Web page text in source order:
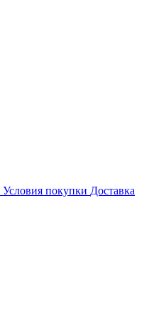
Условия покупки Доставка